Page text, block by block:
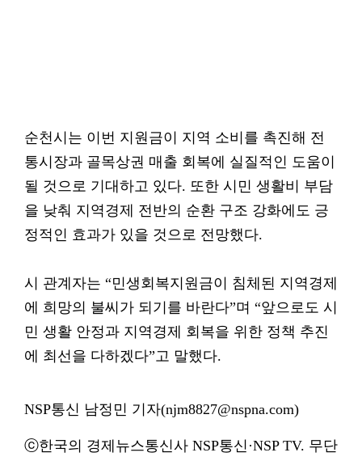
순천시는 이번 지원금이 지역 소비를 촉진해 전
통시장과 골목상권 매출 회복에 실질적인 도움이
될 것으로 기대하고 있다. 또한 시민 생활비 부담
을 낮춰 지역경제 전반의 순환 구조 강화에도 긍
정적인 효과가 있을 것으로 전망했다.
시 관계자는 “민생회복지원금이 침체된 지역경제
에 희망의 불씨가 되기를 바란다”며 “앞으로도 시
민 생활 안정과 지역경제 회복을 위한 정책 추진
에 최선을 다하겠다”고 말했다.
NSP통신 남정민 기자(njm8827@nspna.com)
ⓒ한국의 경제뉴스통신사 NSP통신·NSP TV. 무단